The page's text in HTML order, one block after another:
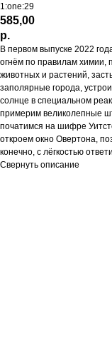
1:one:29
585,00
р.
В первом выпуске 2022
огнём по правилам химии,
животных и растений,
заполярные города,
солнце в специальном
примерим великолепные
початимся на шифре
откроем окно Овертона,
конечно, с лёгкостью
Свернуть описание